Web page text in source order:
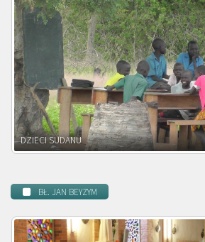
DZIECI ZAMBII
BŁ. JAN BEYZYM